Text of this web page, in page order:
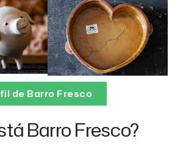
de Barro Fresco
Barro Fresco?